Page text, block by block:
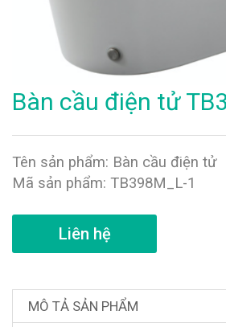
Bàn cầu điện tử
Tên sản phẩm: Bàn cầu điện tử
Mã sản phẩm: TB398M_L-1
Liên hệ
MÔ TẢ SẢN PHẨM